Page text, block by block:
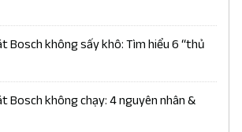
Bosch không sấy khô: Tìm hiểu 6 “thủ
Bosch không chạy: 4 nguyên nhân &